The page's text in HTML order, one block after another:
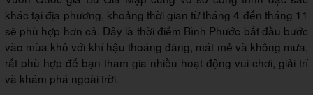
khác tại địa phương, khoảng thời gian từ tháng 4 đến tháng 11
sẽ phù hợp hơn cả. Đây là thời điểm Bình Phước bắt đầu bước
vào mùa khô với khí hậu thoáng đãng, mát mẻ và không mưa,
rất phù hợp để bạn tham gia nhiều hoạt động vui chơi, giải trí
và khám phá ngoài trời.